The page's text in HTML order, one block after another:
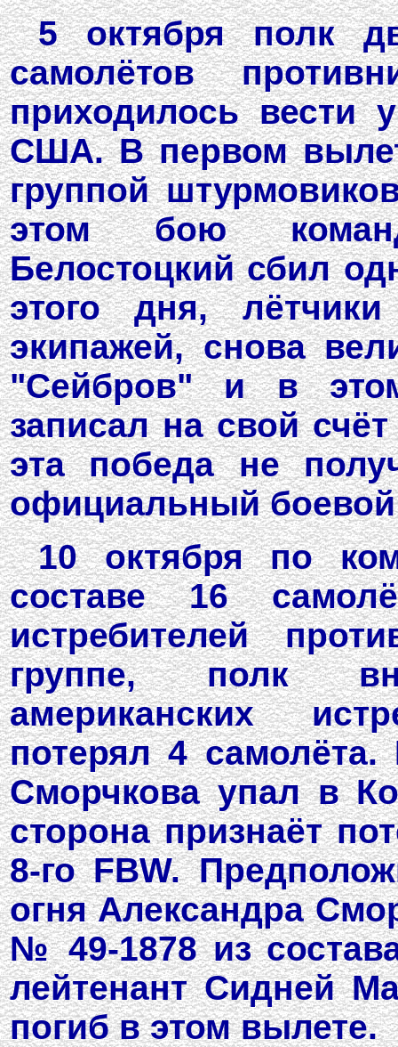
5 октября полк
самолётов
приходилось
США. В первом
группой
этом бою
Белостоцкий сбил
этого дня,
экипажей, снова
"Сейбров" и в
записал на свой
эта победа не
официальный
10 октября по
составе 16
истребителей
группе, полк
американских
потерял 4 самолёта.
Сморчкова упал в
сторона признаёт
8-го FBW.
огня Александра
№ 49-1878 из
лейтенант Сидней
погиб в этом вылете.